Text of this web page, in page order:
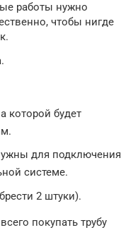
работы нужно
чтобы нигде
которой будет
для подключения
системе.
2 штуки).
покупать трубу